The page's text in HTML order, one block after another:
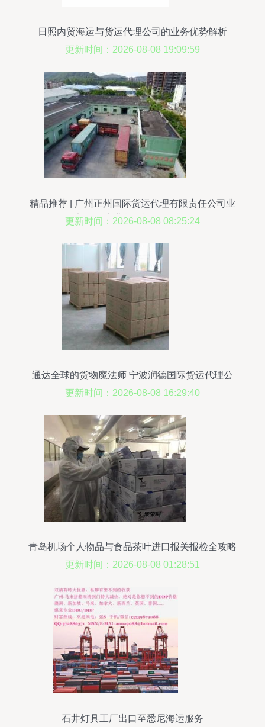
日照内贸海运与货运代理公司的业务优势解析
更新时间：2026-08-08 19:09:59
精品推荐 | 广州正州国际货运代理有限责任公司业
务部——专业货物运输代理服务
更新时间：2026-08-08 08:25:24
通达全球的货物魔法师 宁波润德国际货运代理公
司，为世界传递每一份托付
更新时间：2026-08-08 16:29:40
青岛机场个人物品与食品茶叶进口报关报检全攻略
更新时间：2026-08-08 01:28:51
石井灯具工厂出口至悉尼海运服务